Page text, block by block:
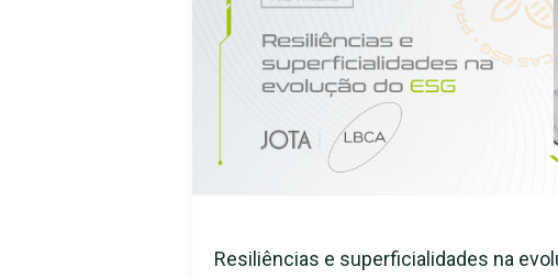
Resiliências e superficialidades na